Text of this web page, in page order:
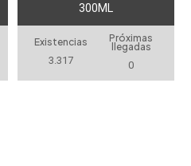
300ML
Existencias
3.317
Próximas
llegadas
0